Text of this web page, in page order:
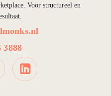
Voor structureel en
3888